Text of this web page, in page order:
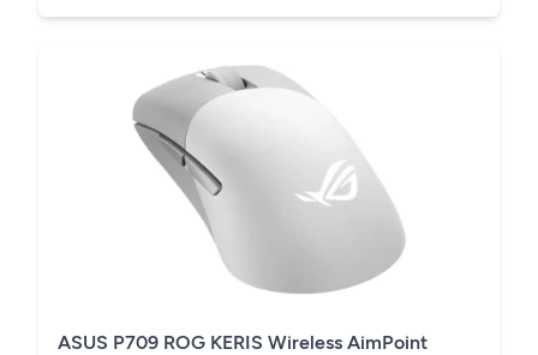
ASUS P709 ROG KERIS Wireless AimPoint